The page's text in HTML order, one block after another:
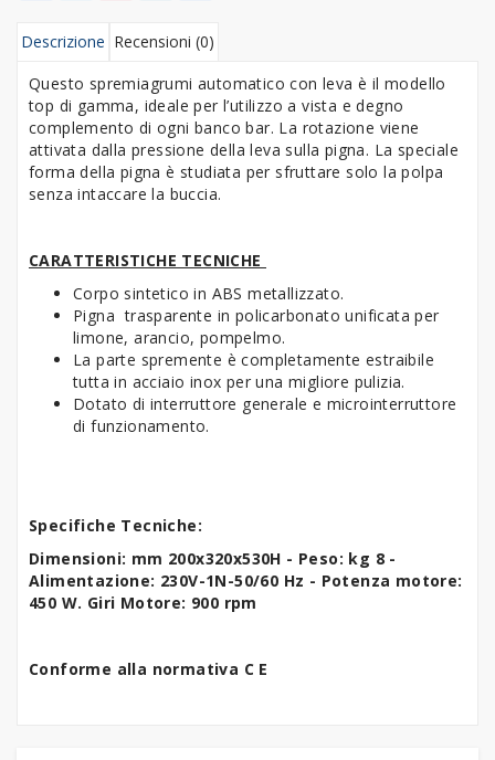
Descrizione Recensioni (0)
Questo spremiagrumi automatico con leva è il modello
top di gamma, ideale per l’utilizzo a vista e degno
complemento di ogni banco bar. La rotazione viene
attivata dalla pressione della leva sulla pigna. La speciale
forma della pigna è studiata per sfruttare solo la polpa
senza intaccare la buccia.
CARATTERISTICHE TECNICHE
Corpo sintetico in ABS metallizzato.
Pigna trasparente in policarbonato unificata per
limone, arancio, pompelmo.
La parte spremente è completamente estraibile
tutta in acciaio inox per una migliore pulizia.
Dotato di interruttore generale e microinterruttore
di funzionamento.
Specifiche Tecniche:
Dimensioni: mm 200x320x530H - Peso: kg 8 -
Alimentazione: 230V-1N-50/60 Hz - Potenza motore:
450 W. Giri Motore: 900 rpm
Conforme alla normativa C E